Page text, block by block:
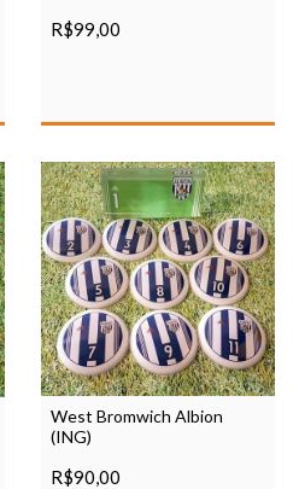
R$99,00
West Bromwich Albion
(ING)
R$90,00